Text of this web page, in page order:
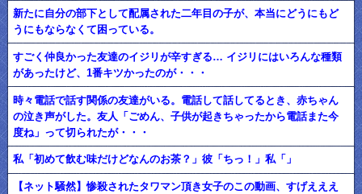
新たに自分の部下として配属された二年目の子が、本当にどうにもど
うにもならなくて困っている。
すごく仲良かった友達のイジリが辛すぎる… イジリにはいろんな種類
があったけど、1番キツかったのが・・・
時々電話で話す関係の友達がいる。電話して話してるとき、赤ちゃん
の泣き声がした。友人「ごめん、子供が起きちゃったから電話また今
度ね」って切られたが・・・
私「初めて飲む味だけどなんのお茶？」彼「ちっ！」私「」
【ネット騒然】惨殺されたタワマン頂き女子のこの動画、すげえええ